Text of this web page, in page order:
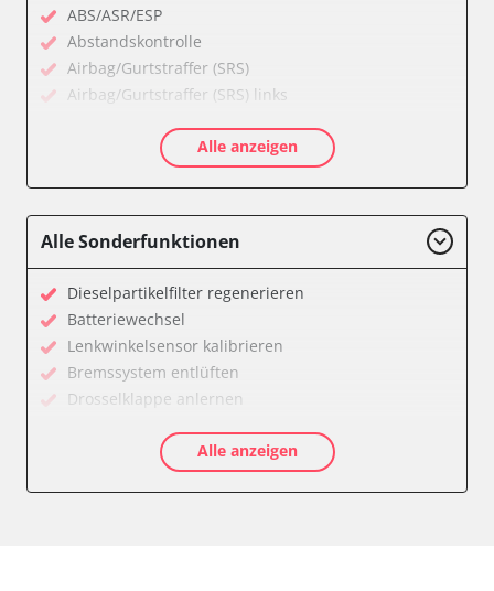
ABS/ASR/ESP
Abstandskontrolle
Airbag/Gurtstraffer (SRS)
Airbag/Gurtstraffer (SRS) links
Allradelektronik
Anhängersteuergerät
Bremskraftverstärker
Diagnoseschnittstelle (EOBD/OBDII)
Differentialsperre
Einparkhilfe
Einparkhilfe Lenkhilfe
Fahrtrichtungskamera
Fernlichtassistent
Feststellbremse (EPB / SBC)
Alle anzeigen
Alle Sonderfunktionen
Dieselpartikelfilter regenerieren
Batteriewechsel
Lenkwinkelsensor kalibrieren
Bremssystem entlüften
Drosselklappe anlernen
Luftmassenmesser anlernen
Kraftstofftank entleeren
Alle anzeigen